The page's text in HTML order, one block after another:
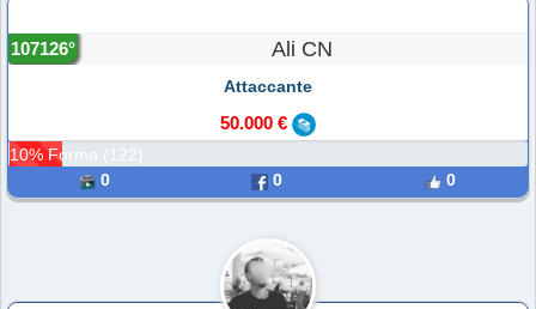
Ali CN
107126°
Attaccante
50.000 €
10% Forma (122)
0
0 0